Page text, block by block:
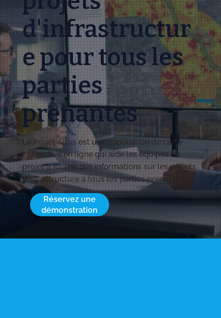
d'infrastructur
e pour tous les
parties
prenantes
Le Projet Atlas est une application de carte
interactive en ligne qui aide les équipes de
projet à fournir des informations sur les projets
d'infrastructure à tous les parties prenantes.
Réservez une
démonstration